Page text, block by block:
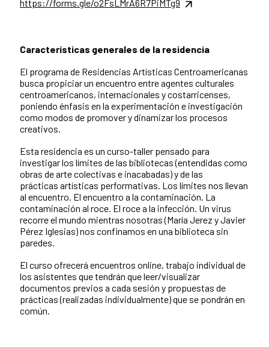
https://forms.gle/o2FsLMrA6R7PiMTg9
Características generales de la residencia
El programa de Residencias Artísticas Centroamericanas
busca propiciar un encuentro entre agentes culturales
centroamericanos, internacionales y costarricenses,
poniendo énfasis en la experimentación e investigación
como modos de promover y dinamizar los procesos
creativos.
Esta residencia es un curso-taller pensado para
investigar los límites de las bibliotecas (entendidas como
obras de arte colectivas e inacabadas) y de las
prácticas artísticas performativas. Los límites nos llevan
al encuentro. El encuentro a la contaminación. La
contaminación al roce. El roce a la infección. Un virus
recorre el mundo mientras nosotras (María Jerez y Javier
Pérez Iglesias) nos confinamos en una biblioteca sin
paredes.
El curso ofrecerá encuentros online, trabajo individual de
los asistentes que tendrán que leer/visualizar
documentos previos a cada sesión y propuestas de
prácticas (realizadas individualmente) que se pondrán en
común.